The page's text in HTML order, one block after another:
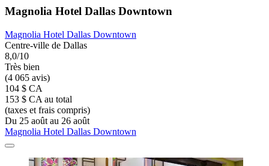
Magnolia Hotel Dallas Downtown
Magnolia Hotel Dallas Downtown
Centre-ville de Dallas
8,0/10
Très bien
(4 065 avis)
104 $ CA
153 $ CA au total
(taxes et frais compris)
Du 25 août au 26 août
Magnolia Hotel Dallas Downtown